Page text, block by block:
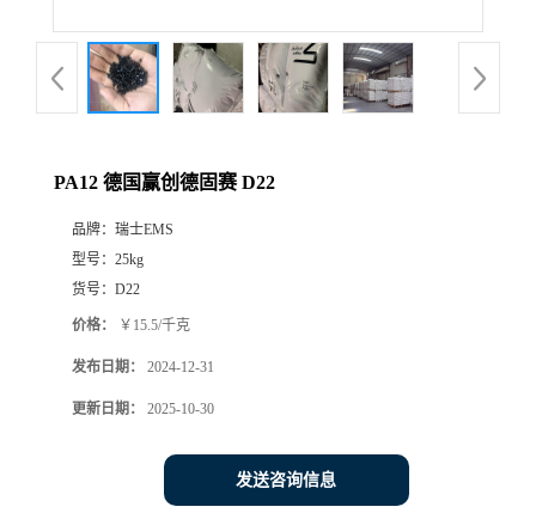
PA12 德国赢创德固赛 D22
品牌： 瑞士EMS
型号： 25kg
货号： D22
价格： ￥15.5/千克
发布日期： 2024-12-31
更新日期： 2025-10-30
发送咨询信息